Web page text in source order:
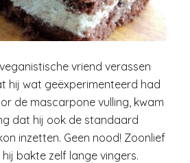
vriend verassen
hij wat geëxperimenteerd had
de mascarpone vulling, kwam
dat hij ook de standaard
inzetten. Geen nood! Zoonlief
bakte zelf lange vingers.